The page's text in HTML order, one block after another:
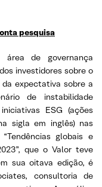
pesquisa
área de governança
investidores sobre o
expectativa sobre a
de instabilidade
ESG (ações
sigla em inglês) nas
globais e
que o Valor teve
sua oitava edição, é
consultoria de